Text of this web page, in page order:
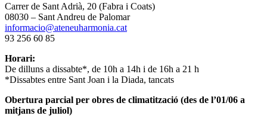
Carrer de Sant Adrià, 20 (Fabra i Coats)
08030 – Sant Andreu de Palomar
informacio@ateneuharmonia.cat
93 256 60 85
Horari:
De dilluns a dissabte*, de 10h a 14h i de 16h a 21 h
*Dissabtes entre Sant Joan i la Diada, tancats
Obertura parcial per obres de climatització (des de l’01/06 a
mitjans de juliol)